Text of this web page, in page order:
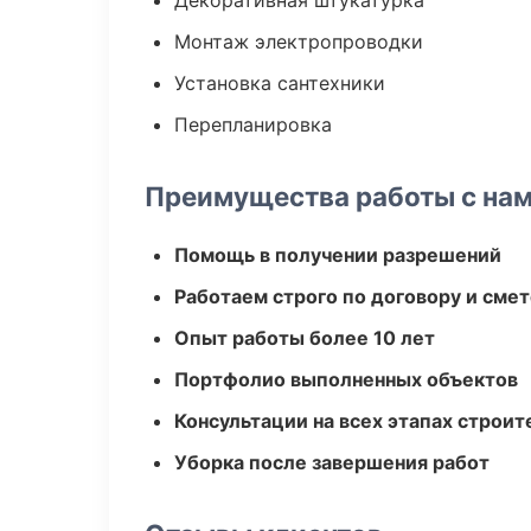
Монтаж электропроводки
Установка сантехники
Перепланировка
Преимущества работы с
Помощь в получении разрешений
Работаем строго по договору и
Опыт работы более 10 лет
Портфолио выполненных объектов
Консультации на всех этапах
Уборка после завершения работ